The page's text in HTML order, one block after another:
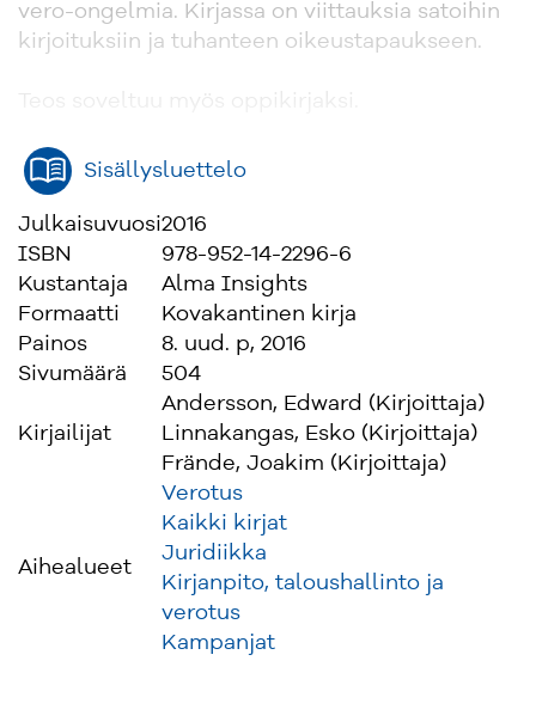
vero-ongelmia. Kirjassa on viittauksia satoihin
kirjoituksiin ja tuhanteen oikeustapaukseen.
Sisällysluettelo
Julkaisuvuosi2016
ISBN
978-952-14-2296-6
Kustantaja
Alma Insights
Formaatti
Kovakantinen kirja
Painos
8. uud. p, 2016
Sivumäärä
504
Kirjailijat
Andersson, Edward (Kirjoittaja)
Linnakangas, Esko (Kirjoittaja)
Frände, Joakim (Kirjoittaja)
Aihealueet
Verotus
Kaikki kirjat
Juridiikka
Kirjanpito, taloushallinto ja
verotus
Kampanjat